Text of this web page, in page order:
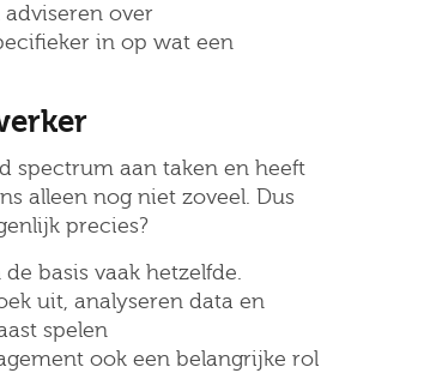
over
in op wat een
spectrum aan taken en heeft
alleen nog niet zoveel. Dus
precies?
basis vaak hetzelfde.
uit, analyseren data en
spelen
ook een belangrijke rol
als 1e op de hoogte van de
vacatures als je een job
aanmaakt!